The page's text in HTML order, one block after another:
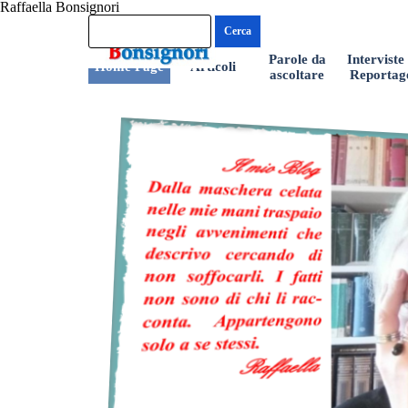
Raffaella Bonsignori
Vai ai contenuti
Cerca
Home Page Articoli ▼
Parole da
ascoltare
▼
Interviste